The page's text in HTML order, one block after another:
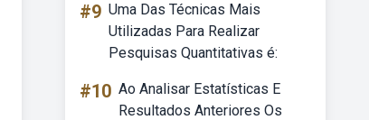
#9 Uma Das Técnicas Mais
Utilizadas Para Realizar
Pesquisas Quantitativas é:
#10 Ao Analisar Estatísticas E
Resultados Anteriores Os